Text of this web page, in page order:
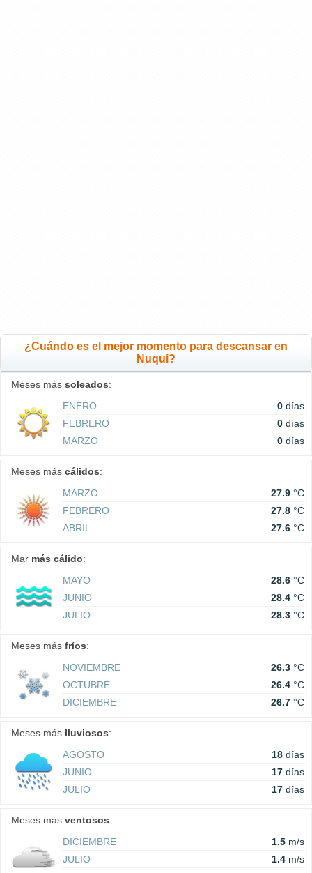
¿Cuándo es el mejor momento para descansar en
Nuqui?
Meses más soleados:
ENERO
0 días
FEBRERO
0 días
MARZO
0 días
Meses más cálidos:
MARZO
27.9 °C
FEBRERO
27.8 °C
ABRIL
27.6 °C
Mar más cálido:
MAYO
28.6 °C
JUNIO
28.4 °C
JULIO
28.3 °C
Meses más fríos:
NOVIEMBRE
26.3 °C
OCTUBRE
26.4 °C
DICIEMBRE
26.7 °C
Meses más lluviosos:
AGOSTO
18 días
JUNIO
17 días
JULIO
17 días
Meses más ventosos:
DICIEMBRE
1.5 m/s
JULIO
1.4 m/s